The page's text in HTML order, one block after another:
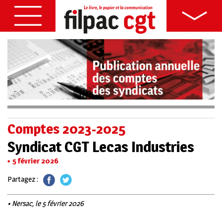
Comptes 2023-2025
Syndicat CGT Lecas Industries
5 février 2026
Partagez :
• Nersac, le 5 février 2026